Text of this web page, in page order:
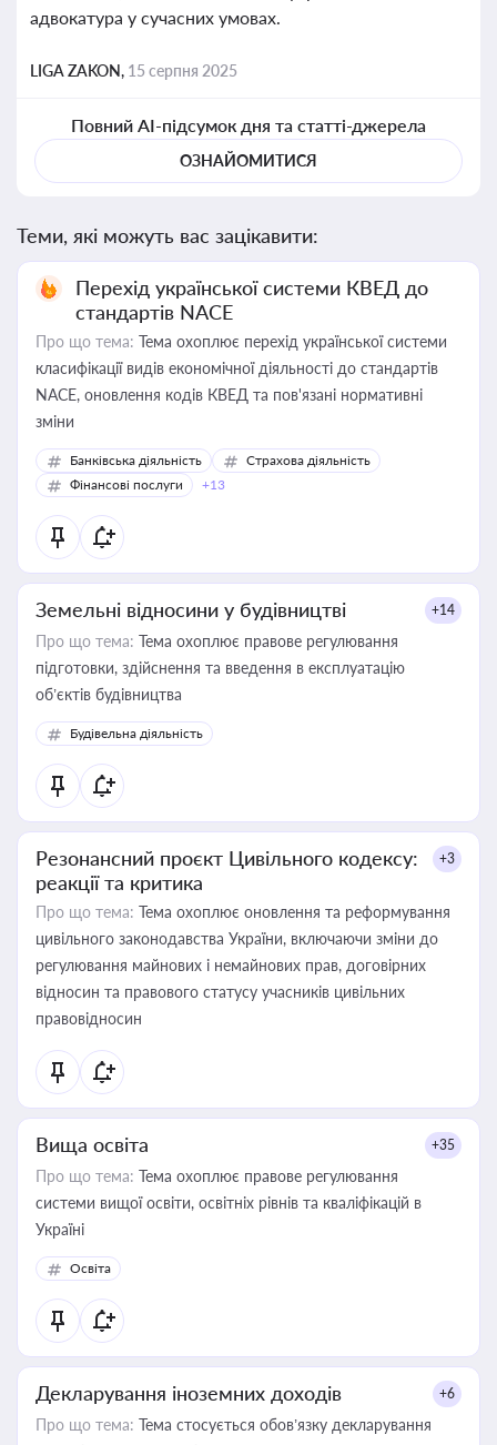
адвокатура у сучасних умовах.
LIGA ZAKON, 15 серпня 2025
Повний AI-підсумок дня та статті-джерела
ОЗНАЙОМИТИСЯ
Теми, які можуть вас зацікавити:
Перехід української системи КВЕД до
стандартів NACE
Про що тема: Тема охоплює перехід української системи
класифікації видів економічної діяльності до стандартів
NACE, оновлення кодів КВЕД та пов'язані нормативні
зміни
Банківська діяльність
Страхова діяльність
Фінансові послуги
+13
Земельні відносини у будівництві +14
Про що тема: Тема охоплює правове регулювання
підготовки, здійснення та введення в експлуатацію
об’єктів будівництва
Будівельна діяльність
Резонансний проєкт Цивільного кодексу:
реакції та критика
+3
Про що тема: Тема охоплює оновлення та реформування
цивільного законодавства України, включаючи зміни до
регулювання майнових і немайнових прав, договірних
відносин та правового статусу учасників цивільних
правовідносин
Вища освіта +35
Про що тема: Тема охоплює правове регулювання
системи вищої освіти, освітніх рівнів та кваліфікацій в
Україні
Освіта
Декларування іноземних доходів +6
Про що тема: Тема стосується обов’язку декларування